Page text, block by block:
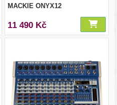
MACKIE ONYX12
11 490 Kč